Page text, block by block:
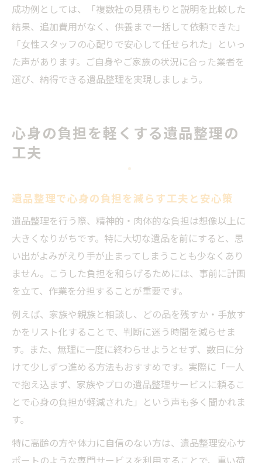
成功例としては、「複数社の見積もりと説明を比較した
結果、追加費用がなく、供養まで一括して依頼できた」
「女性スタッフの心配りで安心して任せられた」といっ
た声があります。ご自身やご家族の状況に合った業者を
選び、納得できる遺品整理を実現しましょう。
心身の負担を軽くする遺品整理の
工夫
遺品整理で心身の負担を減らす工夫と安心策
遺品整理を行う際、精神的・肉体的な負担は想像以上に
大きくなりがちです。特に大切な遺品を前にすると、思
い出がよみがえり手が止まってしまうことも少なくあり
ません。こうした負担を和らげるためには、事前に計画
を立て、作業を分担することが重要です。
例えば、家族や親族と相談し、どの品を残すか・手放す
かをリスト化することで、判断に迷う時間を減らせま
す。また、無理に一度に終わらせようとせず、数日に分
けて少しずつ進める方法もおすすめです。実際に「一人
で抱え込まず、家族やプロの遺品整理サービスに頼るこ
とで心身の負担が軽減された」という声も多く聞かれま
す。
特に高齢の方や体力に自信のない方は、遺品整理安心サ
ポートのような専門サービスを利用することで、重い荷